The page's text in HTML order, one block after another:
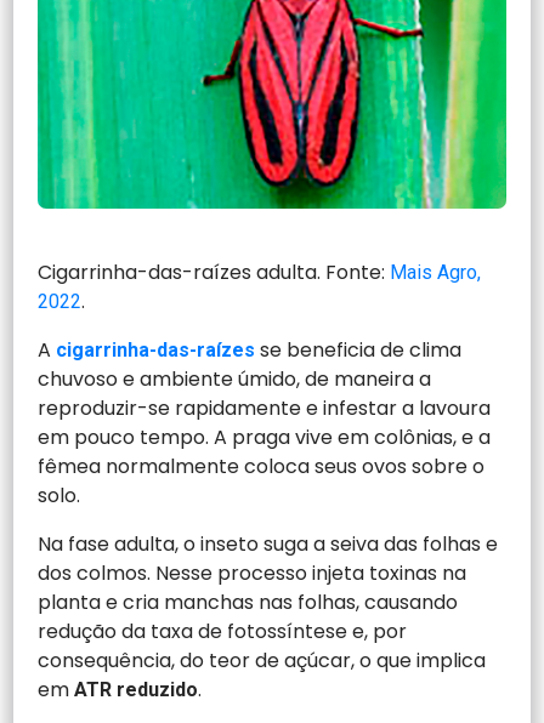
Cigarrinha-das-raízes adulta. Fonte: Mais Agro,
2022.
A cigarrinha-das-raízes se beneficia de clima
chuvoso e ambiente úmido, de maneira a
reproduzir-se rapidamente e infestar a lavoura
em pouco tempo. A praga vive em colônias, e a
fêmea normalmente coloca seus ovos sobre o
solo.
Na fase adulta, o inseto suga a seiva das folhas e
dos colmos. Nesse processo injeta toxinas na
planta e cria manchas nas folhas, causando
redução da taxa de fotossíntese e, por
consequência, do teor de açúcar, o que implica
emATR reduzido.